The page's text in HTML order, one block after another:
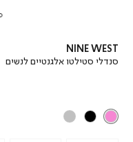
NINE WEST
סנדלי סטילטו אלגנטיים לנשים